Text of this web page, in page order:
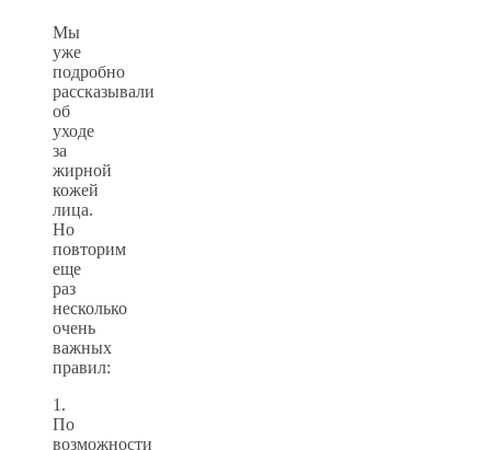
Мы
уже
подробно
рассказывали
об
уходе
за
жирной
кожей
лица.
Но
повторим
еще
раз
несколько
очень
важных
правил:
1.
По
возможности